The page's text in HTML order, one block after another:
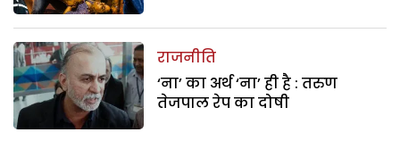
राजनीति
‘ना’ का अर्थ ‘ना’ ही है : तरुण
तेजपाल रेप का दोषी